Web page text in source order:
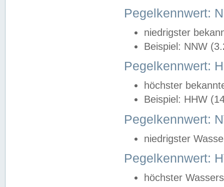
Pegelkennwert:
niedrigster
Beispiel: NNW
Pegelkennwert:
höchster
Beispiel: HHW
Pegelkennwert:
niedrigster
Pegelkennwert:
höchster